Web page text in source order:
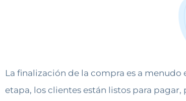
La finalización de la compra es a
etapa, los clientes están listos para